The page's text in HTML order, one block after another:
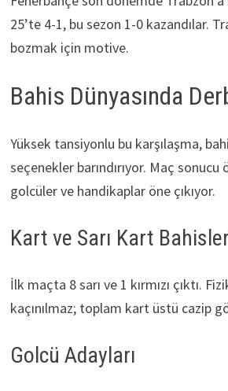
25’te 4-1, bu sezon 1-0 kazandılar.
bozmak için motive.
Bahis Dünyasında
Yüksek tansiyonlu bu karşılaşma,
seçenekler barındırıyor. Maç
golcüler ve handikaplar öne çıkıyor.
Kart ve Sarı Kart
İlk maçta 8 sarı ve 1 kırmızı çıktı.
kaçınılmaz; toplam kart üstü cazip
Golcü Adayları